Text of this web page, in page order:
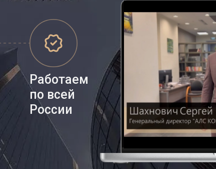
Работаем
по всей
России